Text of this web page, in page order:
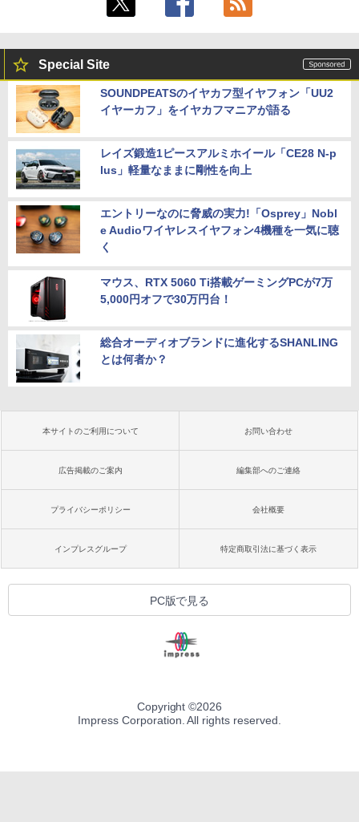
Special Site
SOUNDPEATSのイヤカフ型イヤフォン「UU2
イヤーカフ」をイヤカフマニアが語る
レイズ鍛造1ピースアルミホイール「CE28 N-p
lus」軽量なままに剛性を向上
エントリーなのに脅威の実力!「Osprey」Nobl
e Audioワイヤレスイヤフォン4機種を一気に聴
く
マウス、RTX 5060 Ti搭載ゲーミングPCが7万
5,000円オフで30万円台！
総合オーディオブランドに進化するSHANLING
とは何者か？
本サイトのご利用について お問い合わせ
広告掲載のご案内 編集部へのご連絡
プライバシーポリシー 会社概要
インプレスグループ 特定商取引法に基づく表示
PC版で見る
Copyright ©2026
Impress Corporation. All rights reserved.